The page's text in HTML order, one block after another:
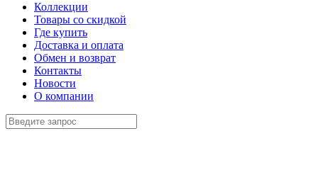
Коллекции
Товары со скидкой
Где купить
Доставка и оплата
Обмен и возврат
Контакты
Новости
О компании